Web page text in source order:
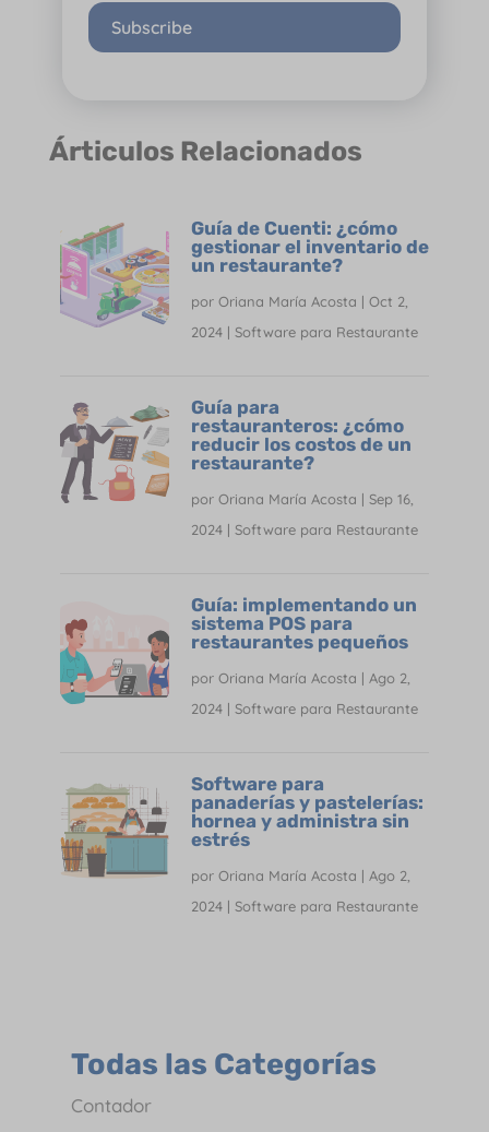
Subscribe
Árticulos Relacionados
Guía de Cuenti: ¿cómo
gestionar el inventario de
un restaurante?
por Oriana María Acosta | Oct 2,
2024| Software para Restaurante
Guía para
restauranteros: ¿cómo
reducir los costos de un
restaurante?
por Oriana María Acosta | Sep 16,
2024| Software para Restaurante
Guía: implementando un
sistema POS para
restaurantes pequeños
por Oriana María Acosta | Ago 2,
2024| Software para Restaurante
Software para
panaderías y pastelerías:
hornea y administra sin
estrés
por Oriana María Acosta | Ago 2,
2024| Software para Restaurante
Todas las Categorías
Contador